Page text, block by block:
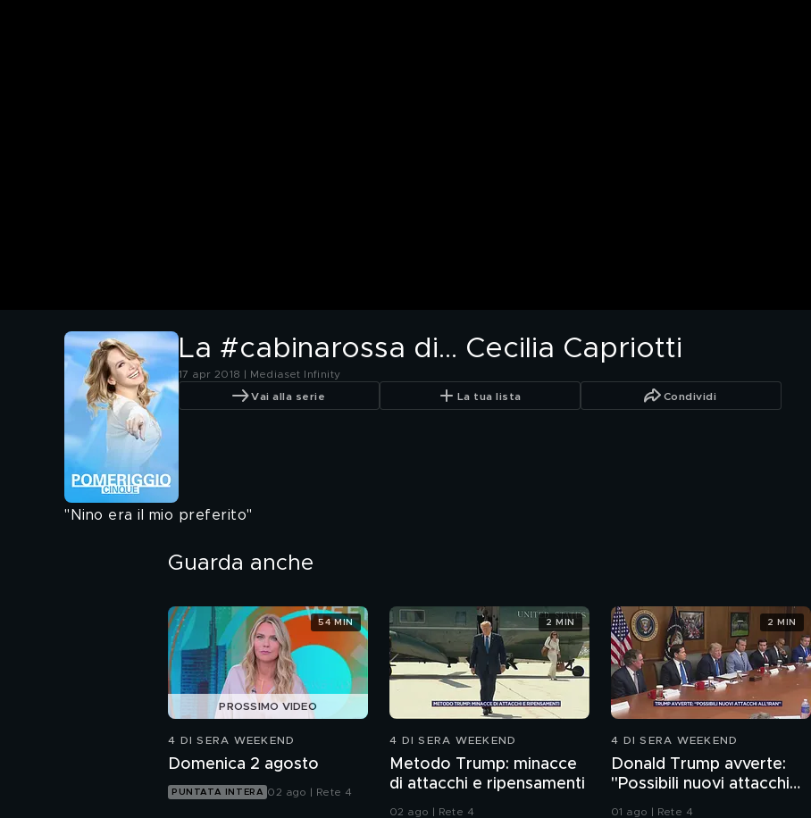
La #cabinarossa di… Cecilia Capriotti
17 apr 2018 | Mediaset Infinity
Vai alla serie La tua lista Condividi
"Nino era il mio preferito"
Guarda anche
PROSSIMO VIDEO
4 DI SERA WEEKEND
Domenica 2 agosto
PUNTATA INTERA 02 ago | Rete 4
54 MIN
4 DI SERA WEEKEND
Metodo Trump: minacce
di attacchi e ripensamenti
02 ago | Rete 4
2 MIN
4 DI SERA WEEKEND
Donald Trump avverte:
"Possibili nuovi attacchi
all'Iran"
01 ago | Rete 4
2 MIN